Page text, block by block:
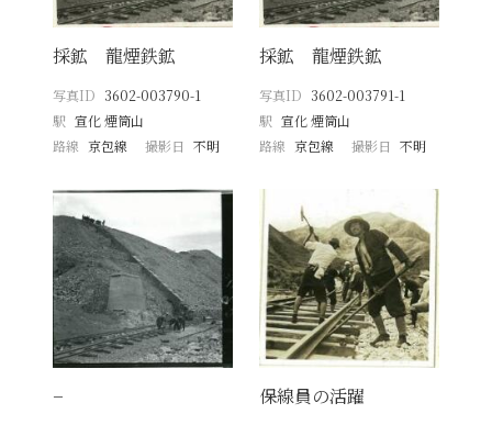
採鉱 龍煙鉄鉱
写真ID 3602-003790-1
駅 宣化 煙筒山
路線 京包線 撮影日 不明
採鉱 龍煙鉄鉱
写真ID 3602-003791-1
駅 宣化 煙筒山
路線 京包線 撮影日 不明
− 保線員の活躍